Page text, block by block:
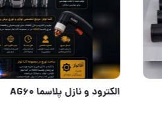
گردنه تورچ MB15